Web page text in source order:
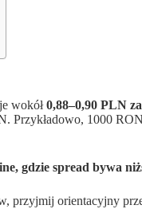
wokół0,88–0,90 PLN
Przykładowo, 1000
gdzie spread bywa
przyjmij orientacyjny